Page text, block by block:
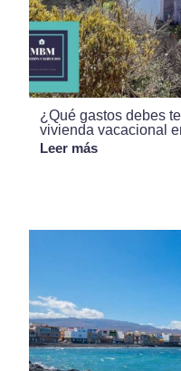
¿Qué gastos debes
vivienda vacacional
Leer más